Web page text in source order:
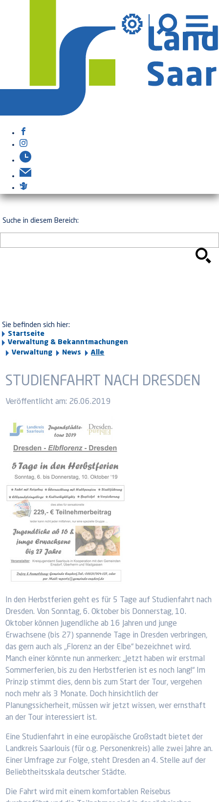
Suche in diesem Bereich:
Sie befinden sich hier:
Startseite
Verwaltung & Bekanntmachungen
Verwaltung
News Alle
STUDIENFAHRT NACH DRESDEN
Veröffentlicht am: 26.06.2019
In den Herbstferien geht es für 5 Tage auf Studienfahrt nach
Dresden. Von Sonntag, 6. Oktober bis Donnerstag, 10.
Oktober können Jugendliche ab 16 Jahren und junge
Erwachsene (bis 27) spannende Tage in Dresden verbringen,
das gern auch als „Florenz an der Elbe“ bezeichnet wird.
Manch einer könnte nun anmerken: „Jetzt haben wir erstmal
Sommerferien, bis zu den Herbstferien ist es noch lang!“ Im
Prinzip stimmt dies, denn bis zum Start der Tour, vergehen
noch mehr als 3 Monate. Doch hinsichtlich der
Planungssicherheit, müssen wir jetzt wissen, wer ernsthaft
an der Tour interessiert ist.
Eine Studienfahrt in eine europäische Großstadt bietet der
Landkreis Saarlouis (für o.g. Personenkreis) alle zwei Jahre an.
Einer Umfrage zur Folge, steht Dresden an 4. Stelle auf der
Beliebtheitsskala deutscher Städte.
Die Fahrt wird mit einem komfortablen Reisebus